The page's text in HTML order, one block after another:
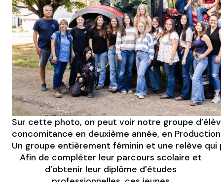
Sur cette photo, on peut voir notre groupe
concomitance en deuxième année, en
Un groupe entièrement féminin et une relève qui
Afin de compléter leur parcours scolaire et
d’obtenir leur diplôme d’études